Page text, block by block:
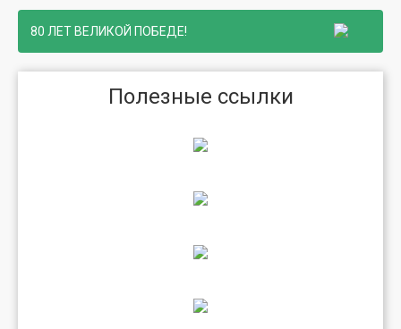
80 ЛЕТ ВЕЛИКОЙ ПОБЕДЕ!
Полезные ссылки